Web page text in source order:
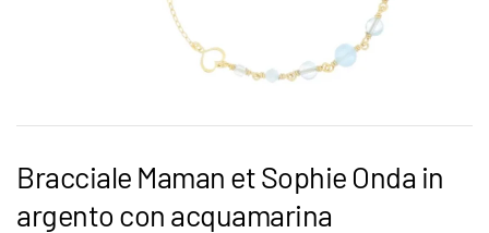
Bracciale Maman et Sophie Onda in
argento con acquamarina